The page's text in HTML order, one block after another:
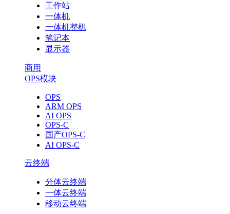
工作站
一体机
一体机整机
笔记本
显示器
商用
OPS模块
OPS
ARM OPS
AI OPS
OPS-C
国产OPS-C
AI OPS-C
云终端
分体云终端
一体云终端
移动云终端